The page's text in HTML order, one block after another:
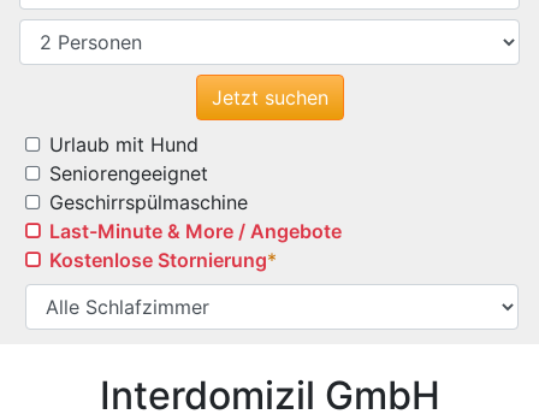
Urlaub mit Hund
Seniorengeeignet
Geschirrspülmaschine
Last-Minute & More / Angebote
Kostenlose Stornierung*
Interdomizil GmbH